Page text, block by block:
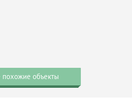
объекты